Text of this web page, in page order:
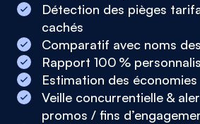
Détection des pièges
cachés
Comparatif avec noms
Rapport 100 %
Estimation des économies
Veille concurrentielle &
promos / fins